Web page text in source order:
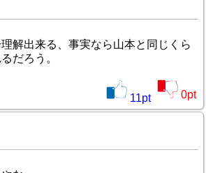
解出来る、事実なら山本と同じくら
だろう。
11pt 0pt